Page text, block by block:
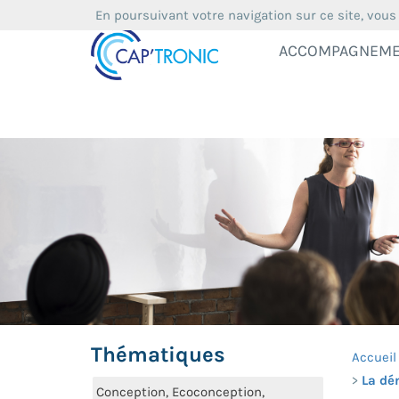
Thématiques
Conception, Ecoconception,
Accueil
La
En poursuivant votre navigation sur ce site,